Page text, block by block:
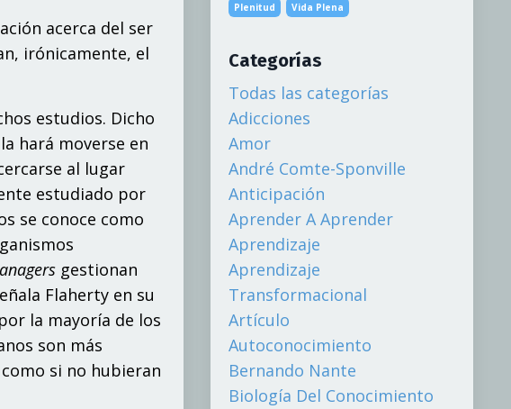
acerca del ser
irónicamente, el
estudios. Dicho
hará moverse en
al lugar
estudiado por
se conoce como
gestionan
Flaherty en su
la mayoría de los
son más
si no hubieran
Plenitud
Vida Plena
Categorías
Todas las categorías
Adicciones
Amor
André Comte-Sponville
Anticipación
Aprender A Aprender
Aprendizaje
Aprendizaje
Transformacional
Artículo
Autoconocimiento
Bernando Nante
Biología Del Conocimiento